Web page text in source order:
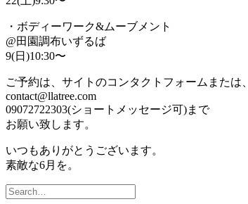
・ボディーワーク&ムーブメント
@田園調布いずるば
9(日)10:30〜
ご予約は、サイトのコンタクトフォームまたは、
contact@llatree.com
09072722303(ショートメッセージ可)まで
お願い致します。
いつもありがとうございます。
素敵な6月を。